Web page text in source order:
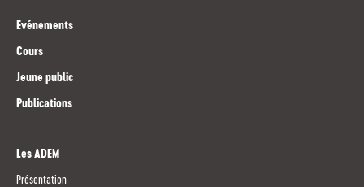
Evénements
Cours
Jeune public
Publications
Les ADEM
Présentation